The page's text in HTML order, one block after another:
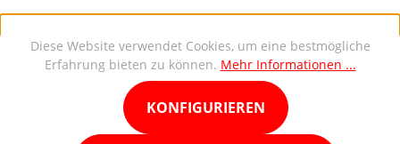
Diese Website verwendet Cookies, um eine bestmögliche
Erfahrung bieten zu können. Mehr Informationen ...
KONFIGURIEREN